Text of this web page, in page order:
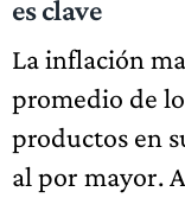
es clave
La inflación
promedio de
productos en
al por mayor.